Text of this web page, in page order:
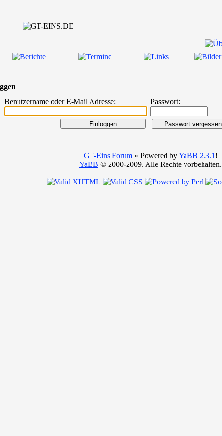
Benutzername oder E-Mail Adresse:
Passwort:
GT-Eins Forum» Powered byYaBB 2.3.1 !
YaBB © 2000-2009. Alle Rechte vorbehalten.